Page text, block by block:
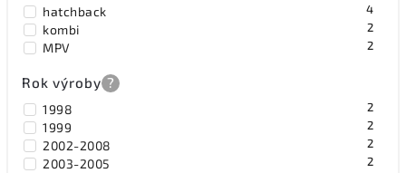
hatchback 4
kombi 2
MPV 2
Rok výroby ?
1998 2
1999 2
2002-2008 2
2003-2005 2